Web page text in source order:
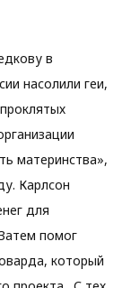
в
насолили геи,
материнства»,
Карлсон
для
помог
который